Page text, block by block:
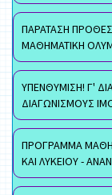
ΠΑΡΑΤΑΣΗ
ΜΑΘΗΜΑΤΙΚΗ
ΥΠΕΝΘΥΜΙΣΗ! Γ'
ΔΙΑΓΩΝΙΣΜΟΥΣ
ΠΡΟΓΡΑΜΜΑ
ΚΑΙ ΛΥΚΕΙΟΥ -